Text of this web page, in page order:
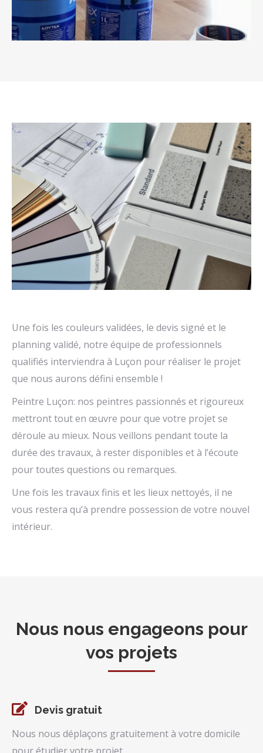
Une fois les couleurs validées, le devis signé et le
planning validé, notre équipe de professionnels
qualifiés interviendra à Luçon pour réaliser le projet
que nous aurons défini ensemble !
Peintre Luçon: nos peintres passionnés et rigoureux
mettront tout en œuvre pour que votre projet se
déroule au mieux. Nous veillons pendant toute la
durée des travaux, à rester disponibles et à l’écoute
pour toutes questions ou remarques.
Une fois les travaux finis et les lieux nettoyés, il ne
vous restera qu’à prendre possession de votre nouvel
intérieur.
Nous nous engageons pour
vos projets
Devis gratuit
Nous nous déplaçons gratuitement à votre domicile